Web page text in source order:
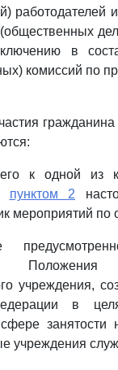
работодателей
в
комиссий по
к одной из
пунктом 2
мероприятий по
Положения
учреждения,
в
занятости
учреждения